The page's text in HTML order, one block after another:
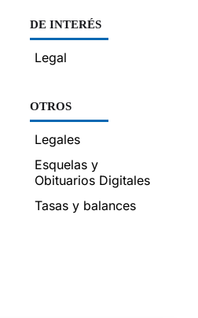
DE INTERÉS
Legal
OTROS
Legales
Esquelas y
Obituarios Digitales
Tasas y balances